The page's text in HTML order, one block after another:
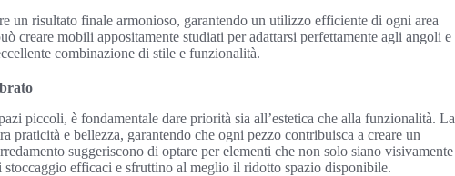
un risultato finale armonioso, garantendo un utilizzo efficiente di ogni area
creare mobili appositamente studiati per adattarsi perfettamente agli angoli e
combinazione di stile e funzionalità.
piccoli, è fondamentale dare priorità sia all’estetica che alla funzionalità. La
praticità e bellezza, garantendo che ogni pezzo contribuisca a creare un
suggeriscono di optare per elementi che non solo siano visivamente
efficaci e sfruttino al meglio il ridotto spazio disponibile.